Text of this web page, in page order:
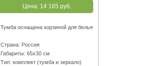
Цена: 14 165 руб.
Тумба оснащена корзиной для белья
Страна: Россия
Габариты: 65х30 см
Тип: комплект (тумба и зеркало)